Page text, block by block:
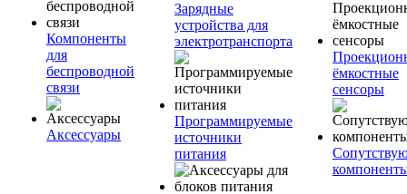
Компоненты
для
беспроводной
связи
Аксессуары
Зарядные
устройства для
электротранспорта
Программируемые
источники
питания
ёмкостные
сенсоры